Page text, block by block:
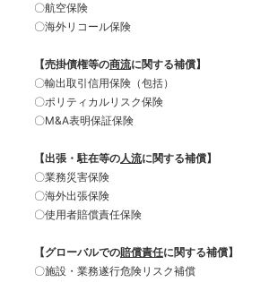
〇航空保険
〇海外リコール保険
【売掛債権等の商流に関する補償】
〇輸出取引信用保険（包括）
〇ポリティカルリスク保険
〇M&A表明保証保険
【出張・駐在等の人流に関する補償】
〇業務災害保険
〇海外出張保険
〇使用者賠償責任保険
【グローバルでの賠償責任に関する補償】
〇施設・業務遂行危険リスク補償